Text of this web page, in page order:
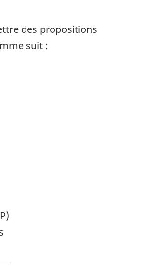
des propositions
suit :